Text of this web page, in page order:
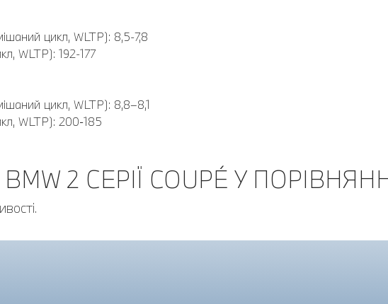
цикл, WLTP): 8,5-7,8
WLTP): 192-177
цикл, WLTP): 8,8–8,1
WLTP): 200‑185
2 СЕРІЇ COUPÉ У